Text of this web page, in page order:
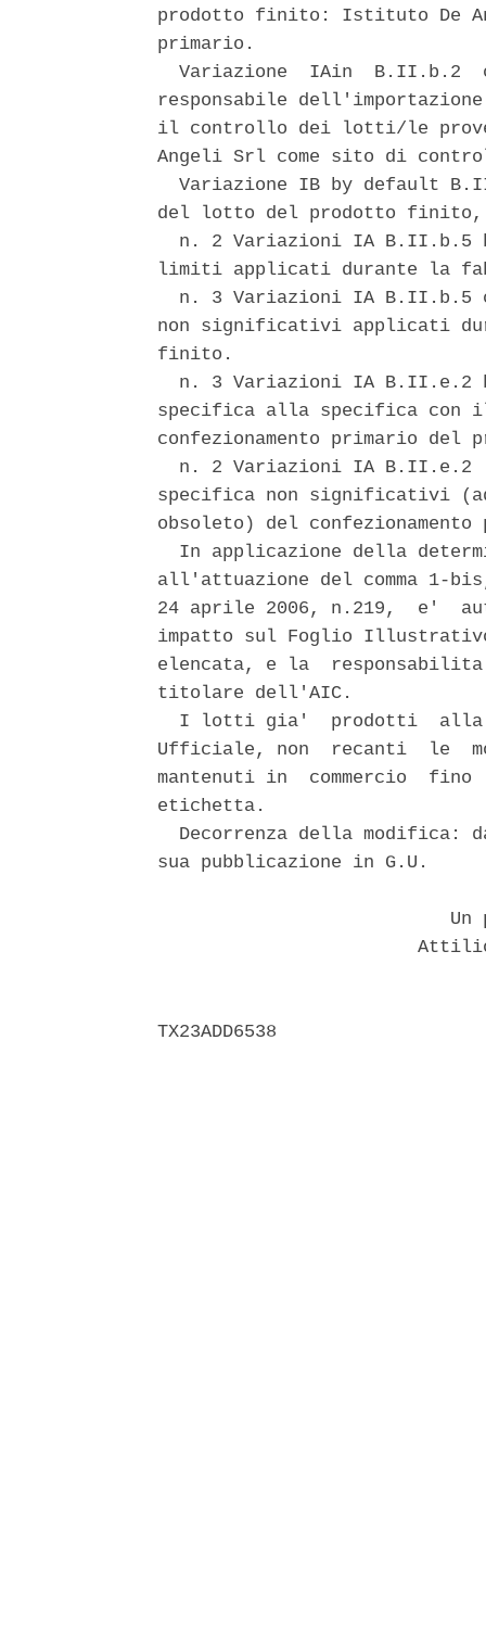
prodotto finito: Istituto De
primario.
Variazione  IAin  B.II.b.2
responsabile
il controllo dei lotti/le
Angeli Srl come sito di
Variazione IB by default
del lotto del prodotto
n. 2 Variazioni IA B.II.b.5
limiti applicati durante la
n. 3 Variazioni IA B.II.b.5
non significativi applicati
finito.
n. 3 Variazioni IA B.II.e.2
specifica alla specifica con
confezionamento primario
n. 2 Variazioni IA B.II.e.2
specifica non significativi (ad
obsoleto) del
In applicazione della
all'attuazione del comma 1-
24 aprile 2006, n.219,  e'
impatto sul Foglio
elencata, e la
titolare dell'AIC.
I lotti gia'  prodotti
Ufficiale, non  recanti  le
mantenuti in  commercio
etichetta.
Decorrenza della modifica:
sua pubblicazione in G.U.
Un